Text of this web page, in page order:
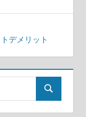
デメリット
検